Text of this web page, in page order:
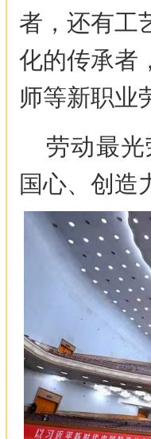
者，还有工
化的传承者
师等新职业
劳动最
国心、创造